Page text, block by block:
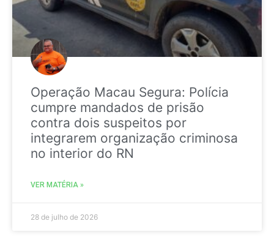
Operação Macau Segura: Polícia
cumpre mandados de prisão
contra dois suspeitos por
integrarem organização criminosa
no interior do RN
VER MATÉRIA »
28 de julho de 2026